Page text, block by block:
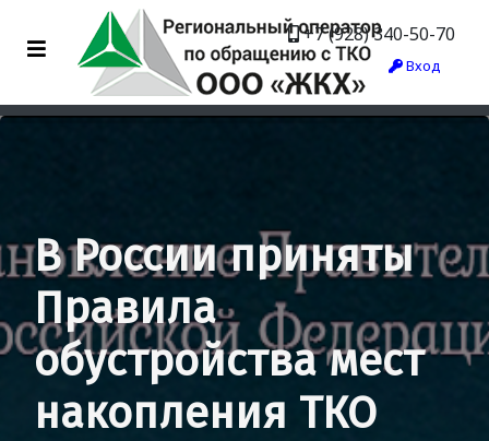
+7 (928) 340-50-70
Вход
В России приняты
Правила
обустройства мест
накопления ТКО